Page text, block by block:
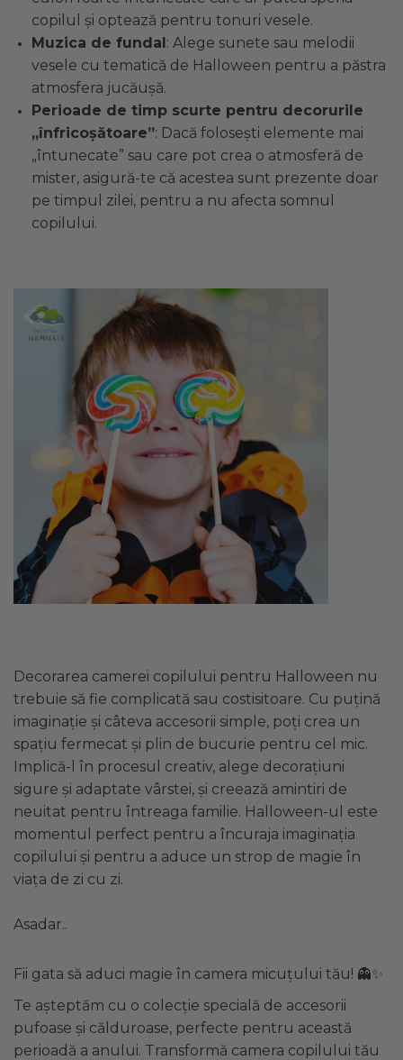
copilul și optează pentru tonuri vesele.
Muzica de fundal: Alege sunete sau melodii
vesele cu tematică de Halloween pentru a păstra
atmosfera jucăușă.
Perioade de timp scurte pentru decorurile
„înfricoșătoare”: Dacă folosești elemente mai
„întunecate” sau care pot crea o atmosferă de
mister, asigură-te că acestea sunt prezente doar
pe timpul zilei, pentru a nu afecta somnul
copilului.
Decorarea camerei copilului pentru Halloween nu
trebuie să fie complicată sau costisitoare. Cu puțină
imaginație și câteva accesorii simple, poți crea un
spațiu fermecat și plin de bucurie pentru cel mic.
Implică-l în procesul creativ, alege decorațiuni
sigure și adaptate vârstei, și creează amintiri de
neuitat pentru întreaga familie. Halloween-ul este
momentul perfect pentru a încuraja imaginația
copilului și pentru a aduce un strop de magie în
viața de zi cu zi.
Asadar..
Fii gata să aduci magie în camera micuțului tău! 👻✨
Te așteptăm cu o colecție specială de accesorii
pufoase și călduroase, perfecte pentru această
perioadă a anului. Transformă camera copilului tău